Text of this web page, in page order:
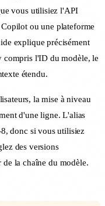
vous utilisiez l'API
ou une plateforme
explique précisément
compris l'ID du modèle, le
étendu.
la mise à niveau
d'une ligne. L'alias
donc si vous utilisiez
des versions
la chaîne du modèle.